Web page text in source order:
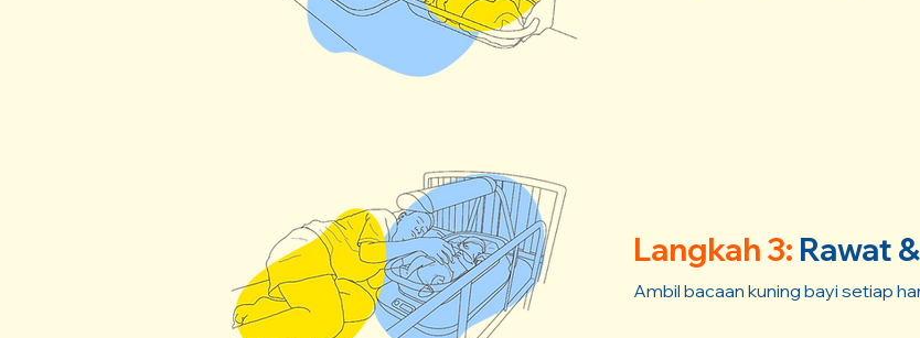
Langkah 3: Rawat
Ambil bacaan kuning bayi setiap